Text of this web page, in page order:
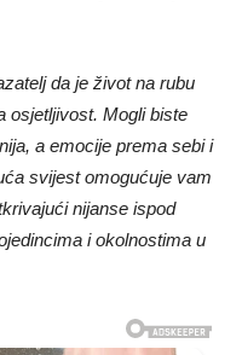
da je život na rubu
osjetljivost. Mogli biste
a emocije prema sebi i
svijest omogućuje vam
nijanse ispod
i okolnostima u